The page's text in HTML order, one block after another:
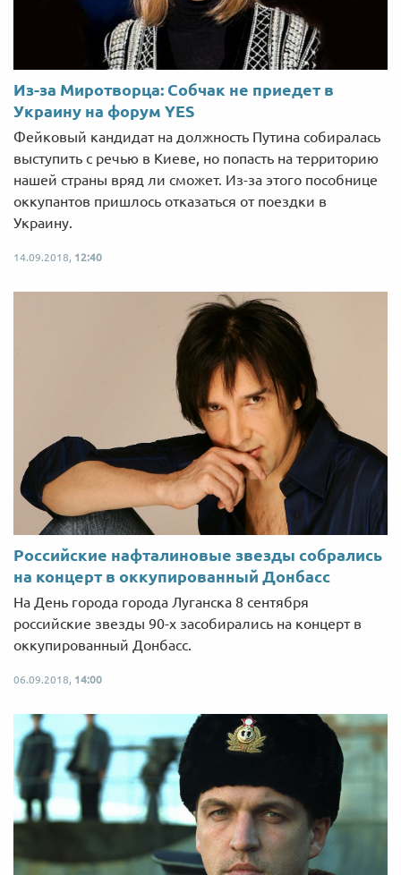
Из-за Миротворца: Собчак не приедет в
Украину на форум YES
Фейковый кандидат на должность Путина собиралась
выступить с речью в Киеве, но попасть на территорию
нашей страны вряд ли сможет. Из-за этого пособнице
оккупантов пришлось отказаться от поездки в
Украину.
14.09.2018, 12:40
Российские нафталиновые звезды собрались
на концерт в оккупированный Донбасс
На День города города Луганска 8 сентября
российские звезды 90-х засобирались на концерт в
оккупированный Донбасс.
06.09.2018, 14:00